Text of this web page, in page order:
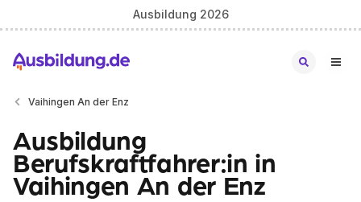
Ausbildung 2026
Vaihingen An der Enz
Ausbildung
Berufskraftfahrer:in in
Vaihingen An der Enz